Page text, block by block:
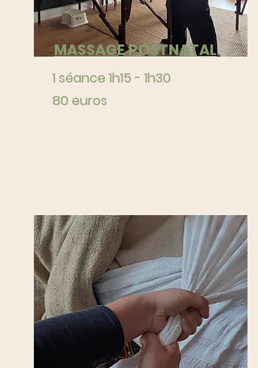
MASSAGE POSTNATAL
1 séance 1h15 - 1h30
80 euros